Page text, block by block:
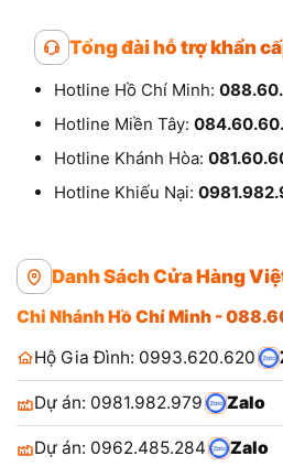
Tổng đài hỗ trợ khẩn
Hotline Hồ Chí Minh:
Hotline Miền Tây:
Hotline Khánh Hòa:
Hotline Khiếu Nại:
Danh Sách Cửa Hàng
Chi Nhánh Hồ Chí Minh -
Hộ Gia Đình: 0993.620.620
Dự án: 0981.982.979 Zalo
Dự án: 0962.485.284 Zalo